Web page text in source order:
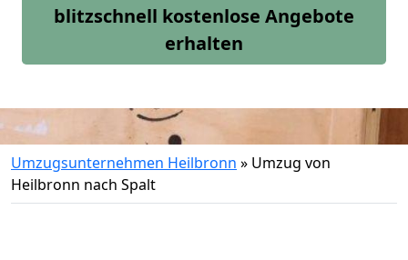
blitzschnell kostenlose Angebote
erhalten
Umzugsunternehmen Heilbronn » Umzug von
Heilbronn nach Spalt